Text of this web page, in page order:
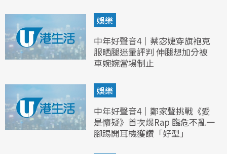
娛樂
中年好聲音4｜蔡宓婕穿旗袍克
服晒腿迷暈評判 伸腿想加分被
車婉婉當場制止
娛樂
中年好聲音4｜鄭家聲挑戰《愛
是懷疑》首次爆Rap 臨危不亂一
腳踢開耳機獲讚「好型」